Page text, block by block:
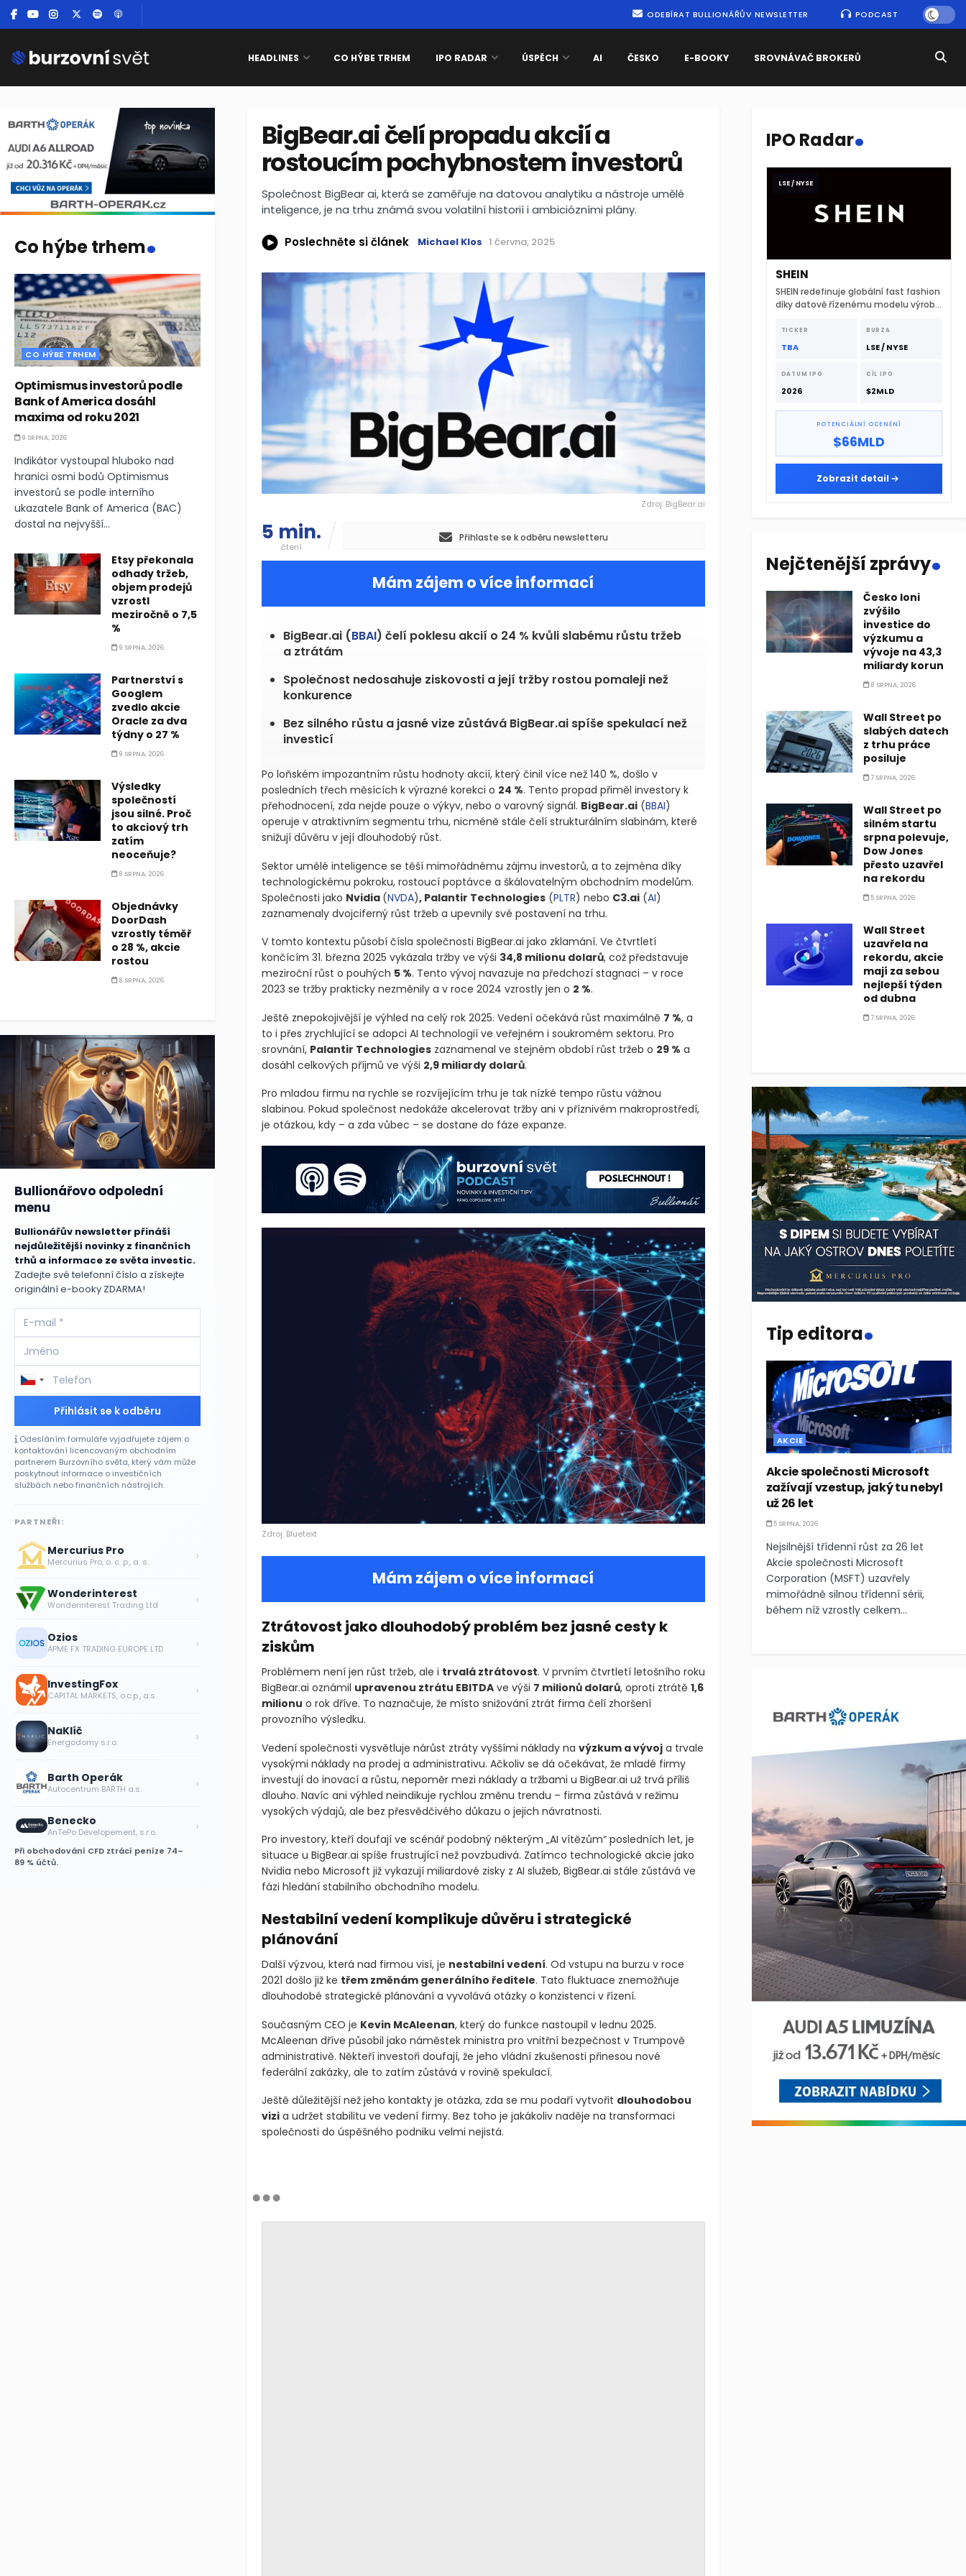
ODEBÍRAT BULLIONÁŘŮV NEWSLETTER PODCAST
HEADLINES CO HÝBE TRHEM IPO RADAR ÚSPĚCH AI ČESKO E-BOOKY SROVNÁVAČ BROKERŮ
BigBear.ai čelí propadu akcií a
rostoucím pochybnostem investorů
Společnost BigBear ai, která se zaměřuje na datovou analytiku a nástroje umělé
inteligence, je na trhu známá svou volatilní historií i ambiciózními plány.
Poslechněte si článek Michael Klos 1 června, 2025
Zdroj: BigBear.ai
5 min.
čtení
Přihlaste se k odběru newsletteru
Mám zájem o více informací
BigBear.ai (BBAI) čelí poklesu akcií o 24 % kvůli slabému růstu tržeb
a ztrátám
Společnost nedosahuje ziskovosti a její tržby rostou pomaleji než
konkurence
Bez silného růstu a jasné vize zůstává BigBear.ai spíše spekulací než
investicí
Po loňském impozantním růstu hodnoty akcií, který činil více než 140 %, došlo v
posledních třech měsících k výrazné korekci o 24 %. Tento propad přiměl investory k
přehodnocení, zda nejde pouze o výkyv, nebo o varovný signál. BigBear.ai (BBAI)
operuje v atraktivním segmentu trhu, nicméně stále čelí strukturálním slabinám, které
snižují důvěru v její dlouhodobý růst.
Sektor umělé inteligence se těší mimořádnému zájmu investorů, a to zejména díky
technologickému pokroku, rostoucí poptávce a škálovatelným obchodním modelům.
Společnosti jako Nvidia (NVDA), Palantir Technologies (PLTR) nebo C3.ai (AI)
zaznamenaly dvojciferný růst tržeb a upevnily své postavení na trhu.
V tomto kontextu působí čísla společnosti BigBear.ai jako zklamání. Ve čtvrtletí
končícím 31. března 2025 vykázala tržby ve výši 34,8 milionu dolarů, což představuje
meziroční růst o pouhých 5 %. Tento vývoj navazuje na předchozí stagnaci – v roce
2023 se tržby prakticky nezměnily a v roce 2024 vzrostly jen o 2 %.
Ještě znepokojivější je výhled na celý rok 2025. Vedení očekává růst maximálně 7 %, a
to i přes zrychlující se adopci AI technologií ve veřejném i soukromém sektoru. Pro
srovnání, Palantir Technologieszaznamenal ve stejném období růst tržeb o 29 % a
dosáhl celkových příjmů ve výši 2,9 miliardy dolarů.
Pro mladou firmu na rychle se rozvíjejícím trhu je tak nízké tempo růstu vážnou
slabinou. Pokud společnost nedokáže akcelerovat tržby ani v příznivém makroprostředí,
je otázkou, kdy – a zda vůbec – se dostane do fáze expanze.
Zdroj: Bluetext
Mám zájem o více informací
Ztrátovost jako dlouhodobý problém bez jasné cesty k
ziskům
Problémem není jen růst tržeb, ale i trvalá ztrátovost. V prvním čtvrtletí letošního roku
BigBear.ai oznámil upravenou ztrátu EBITDAve výši 7 milionů dolarů, oproti ztrátě 1,6
milionu o rok dříve. To naznačuje, že místo snižování ztrát firma čelí zhoršení
provozního výsledku.
Vedení společnosti vysvětluje nárůst ztráty vyššími náklady na výzkum a vývoja trvale
vysokými náklady na prodej a administrativu. Ačkoliv se dá očekávat, že mladé firmy
investují do inovací a růstu, nepoměr mezi náklady a tržbami u BigBear.ai už trvá příliš
dlouho. Navíc ani výhled neindikuje rychlou změnu trendu – firma zůstává v režimu
vysokých výdajů, ale bez přesvědčivého důkazu o jejich návratnosti.
Pro investory, kteří doufají ve scénář podobný některým „AI vítězům“ posledních let, je
situace u BigBear.ai spíše frustrující než povzbudivá. Zatímco technologické akcie jako
Nvidia nebo Microsoft již vykazují miliardové zisky z AI služeb, BigBear.ai stále zůstává ve
fázi hledání stabilního obchodního modelu.
Nestabilní vedení komplikuje důvěru i strategické
plánování
Další výzvou, která nad firmou visí, je nestabilní vedení. Od vstupu na burzu v roce
2021 došlo již ke třem změnám generálního ředitele. Tato fluktuace znemožňuje
dlouhodobé strategické plánování a vyvolává otázky o konzistenci v řízení.
Současným CEO je Kevin McAleenan, který do funkce nastoupil v lednu 2025.
McAleenan dříve působil jako náměstek ministra pro vnitřní bezpečnost v Trumpově
administrativě. Někteří investoři doufají, že jeho vládní zkušenosti přinesou nové
federální zakázky, ale to zatím zůstává v rovině spekulací.
Ještě důležitější než jeho kontakty je otázka, zda se mu podaří vytvořit dlouhodobou
vizia udržet stabilitu ve vedení firmy. Bez toho je jakákoliv naděje na transformaci
společnosti do úspěšného podniku velmi nejistá.
Co hýbe trhem.
CO HÝBE TRHEM
Optimismus investorů podle
Bank of America dosáhl
maxima od roku 2021
9 SRPNA, 2026
Indikátor vystoupal hluboko nad
hranici osmi bodů Optimismus
investorů se podle interního
ukazatele Bank of America (BAC)
dostal na nejvyšší...
Etsy překonala
odhady tržeb,
objem prodejů
vzrostl
meziročně o 7,5
%
9 SRPNA, 2026
Partnerství s
Googlem
zvedlo akcie
Oracle za dva
týdny o 27 %
9 SRPNA, 2026
Výsledky
společností
jsou silné. Proč
to akciový trh
zatím
neoceňuje?
8 SRPNA, 2026
Objednávky
DoorDash
vzrostly téměř
o 28 %, akcie
rostou
8 SRPNA, 2026
Bullionářovo odpolední
menu
Bullionářův newsletter přináší
nejdůležitější novinky z finančních
trhů a informace ze světa investic.
Zadejte své telefonní číslo a získejte
originální e-booky ZDARMA!
Přihlásit se k odběru
Odesláním formuláře vyjadřujete zájem o
kontaktování licencovaným obchodním
partnerem Burzovního světa, který vám může
poskytnout informace o investičních
službách nebo finančních nástrojích.
PARTNEŘI:
Mercurius Pro
Mercurius Pro, o. c. p., a. s. ›
Wonderinterest
Wonderinterest Trading Ltd ›
Ozios
APME FX TRADING EUROPE LTD ›
InvestingFox
CAPITAL MARKETS, o.c.p., a.s. ›
NaKlíč
Energodomy s.r.o. ›
Barth Operák
Autocentrum BARTH a.s. ›
Benecko
AnTePo Developement, s.r.o. ›
Při obchodování CFD ztrácí peníze 74–
89 % účtů.
IPO Radar.
LSE / NYSE
SHEIN
SHEIN redefinuje globální fast fashion
díky datově řízenému modelu výroby
dodavatelskému řetězci.
TICKER
TBA
BURZA
LSE / NYSE
DATUM IPO
2026
CÍL IPO
$2MLD
POTENCIÁLNÍ OCENĚNÍ
$66MLD
Zobrazit detail
Nejčtenější zprávy.
Česko loni
zvýšilo
investice do
výzkumu a
vývoje na 43,3
miliardy korun
8 SRPNA, 2026
Wall Street po
slabých datech
z trhu práce
posiluje
7 SRPNA, 2026
Wall Street po
silném startu
srpna polevuje,
Dow Jones
přesto uzavřel
na rekordu
5 SRPNA, 2026
Wall Street
uzavřela na
rekordu, akcie
mají za sebou
nejlepší týden
od dubna
7 SRPNA, 2026
Tip editora.
AKCIE
Akcie společnosti Microsoft
zažívají vzestup, jaký tu nebyl
už 26 let
5 SRPNA, 2026
Nejsilnější třídenní růst za 26 let
Akcie společnosti Microsoft
Corporation (MSFT) uzavřely
mimořádně silnou třídenní sérii,
během níž vzrostly celkem...